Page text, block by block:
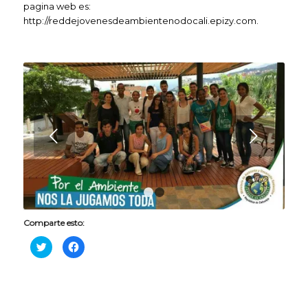
pagina web es:
http://reddejovenesdeambientenodocali.epizy.com.
Posterior
1 2
Comparte esto:
H
a
H
a